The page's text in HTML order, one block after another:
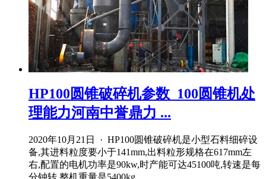
HP100圆锥破碎机参数_100圆锥机处
理能力河南中誉鼎力 ...
2020年10月21日 · HP100圆锥破碎机是小型石料细碎设
备,其进料粒度要小于141mm,出料粒形规格在617mm左
右,配置的电机功率是90kw,时产能可达45100吨,转速是每
分钟转,整机重量是5400kg。